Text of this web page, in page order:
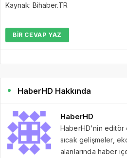
Kaynak: Bihaber.TR
BIR CEVAP YAZ
HaberHD Hakkında
HaberHD
HaberHD'nin editör
sıcak gelişmeler,
alanlarında haber